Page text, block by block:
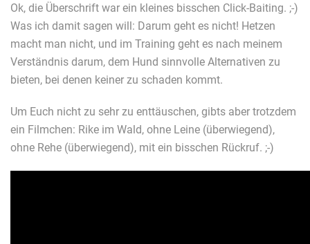
Ok, die Überschrift war ein kleines bisschen Click-Baiting. ;-)
Was ich damit sagen will: Darum geht es nicht! Hetzen
macht man nicht, und im Training geht es nach meinem
Verständnis darum, dem Hund sinnvolle Alternativen zu
bieten, bei denen keiner zu schaden kommt.
Um Euch nicht zu sehr zu enttäuschen, gibts aber trotzdem
ein Filmchen: Rike im Wald, ohne Leine (überwiegend),
ohne Rehe (überwiegend), mit ein bisschen Rückruf. ;-)